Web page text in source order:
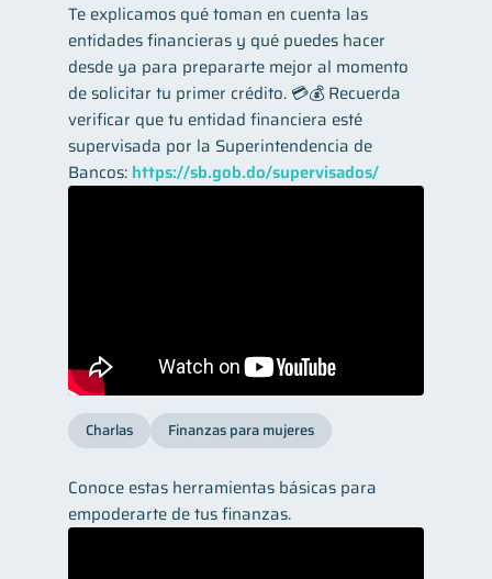
Te explicamos qué toman en cuenta las
entidades financieras y qué puedes hacer
desde ya para prepararte mejor al momento
de solicitar tu primer crédito. 💳💰 Recuerda
verificar que tu entidad financiera esté
supervisada por la Superintendencia de
Bancos: https://sb.gob.do/supervisados/
Charlas Finanzas para mujeres
Conoce estas herramientas básicas para
empoderarte de tus finanzas.